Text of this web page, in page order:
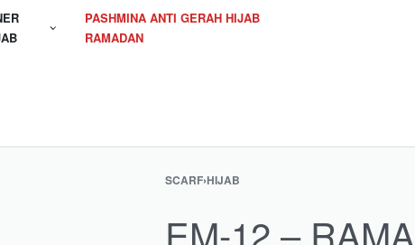
PASHMINA ANTI GERAH HIJAB
RAMADAN
SCARF›HIJAB
EM-12 – RAMA